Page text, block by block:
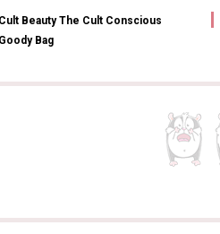
Cult Beauty The Cult Conscious
Goody Bag